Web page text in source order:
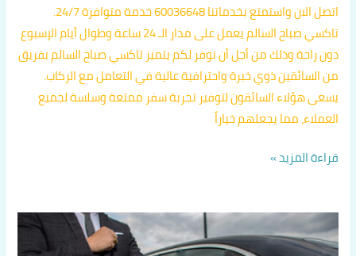
اتصل الان واستمتع بخدماتنا 60036648 خدمة متوافرة 24/7.
تاكسي صباح السالم يعمل على مدار الـ 24 ساعة وطوال أيام الإسبوع
دون راحة وذلك من أجل أن نوفر لكم يتميز تاكسي صباح السالم بفريق
من السائقين ذوي خبرة واحترافية عالية في التعامل مع الركاب.
يسعى هؤلاء السائقون لتوفير تجربة سفر ممتعة وسلسة لجميع
العملاء، مما يجعلهم خياراً
قراءة المزيد »
تاكسي
الكويت